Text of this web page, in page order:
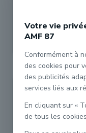

P862 Vert Jade
16,80 €
Votre vie
AMF 87
Conformément à
des cookies pour
des publicités
services liés aux
En cliquant sur «
de tous les